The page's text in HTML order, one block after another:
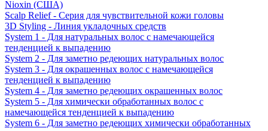
Nioxin (США)
Scalp Relief - Серия для чувствительной кожи головы
3D Styling - Линия укладочных средств
System 1 - Для натуральных волос с намечающейся
тенденцией к выпадению
System 2 - Для заметно редеющих натуральных волос
System 3 - Для окрашенных волос с намечающейся
тенденцией к выпадению
System 4 - Для заметно редеющих окрашенных волос
System 5 - Для химически обработанных волос с
намечающейся тенденцией к выпадению
System 6 - Для заметно редеющих химически обработанных